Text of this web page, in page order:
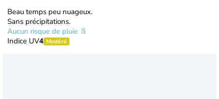
Beau temps peu nuageux.
Sans précipitations.
Aucun risque de pluie
Indice UV4 Modéré